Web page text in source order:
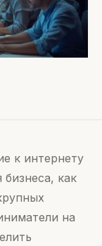
к интернету
как
на